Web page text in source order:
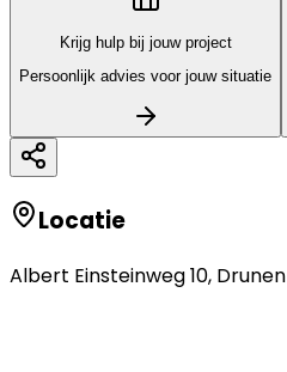
Krijg hulp bij jouw project
Persoonlijk advies voor jouw situatie
Locatie
Albert Einsteinweg 10, Drunen